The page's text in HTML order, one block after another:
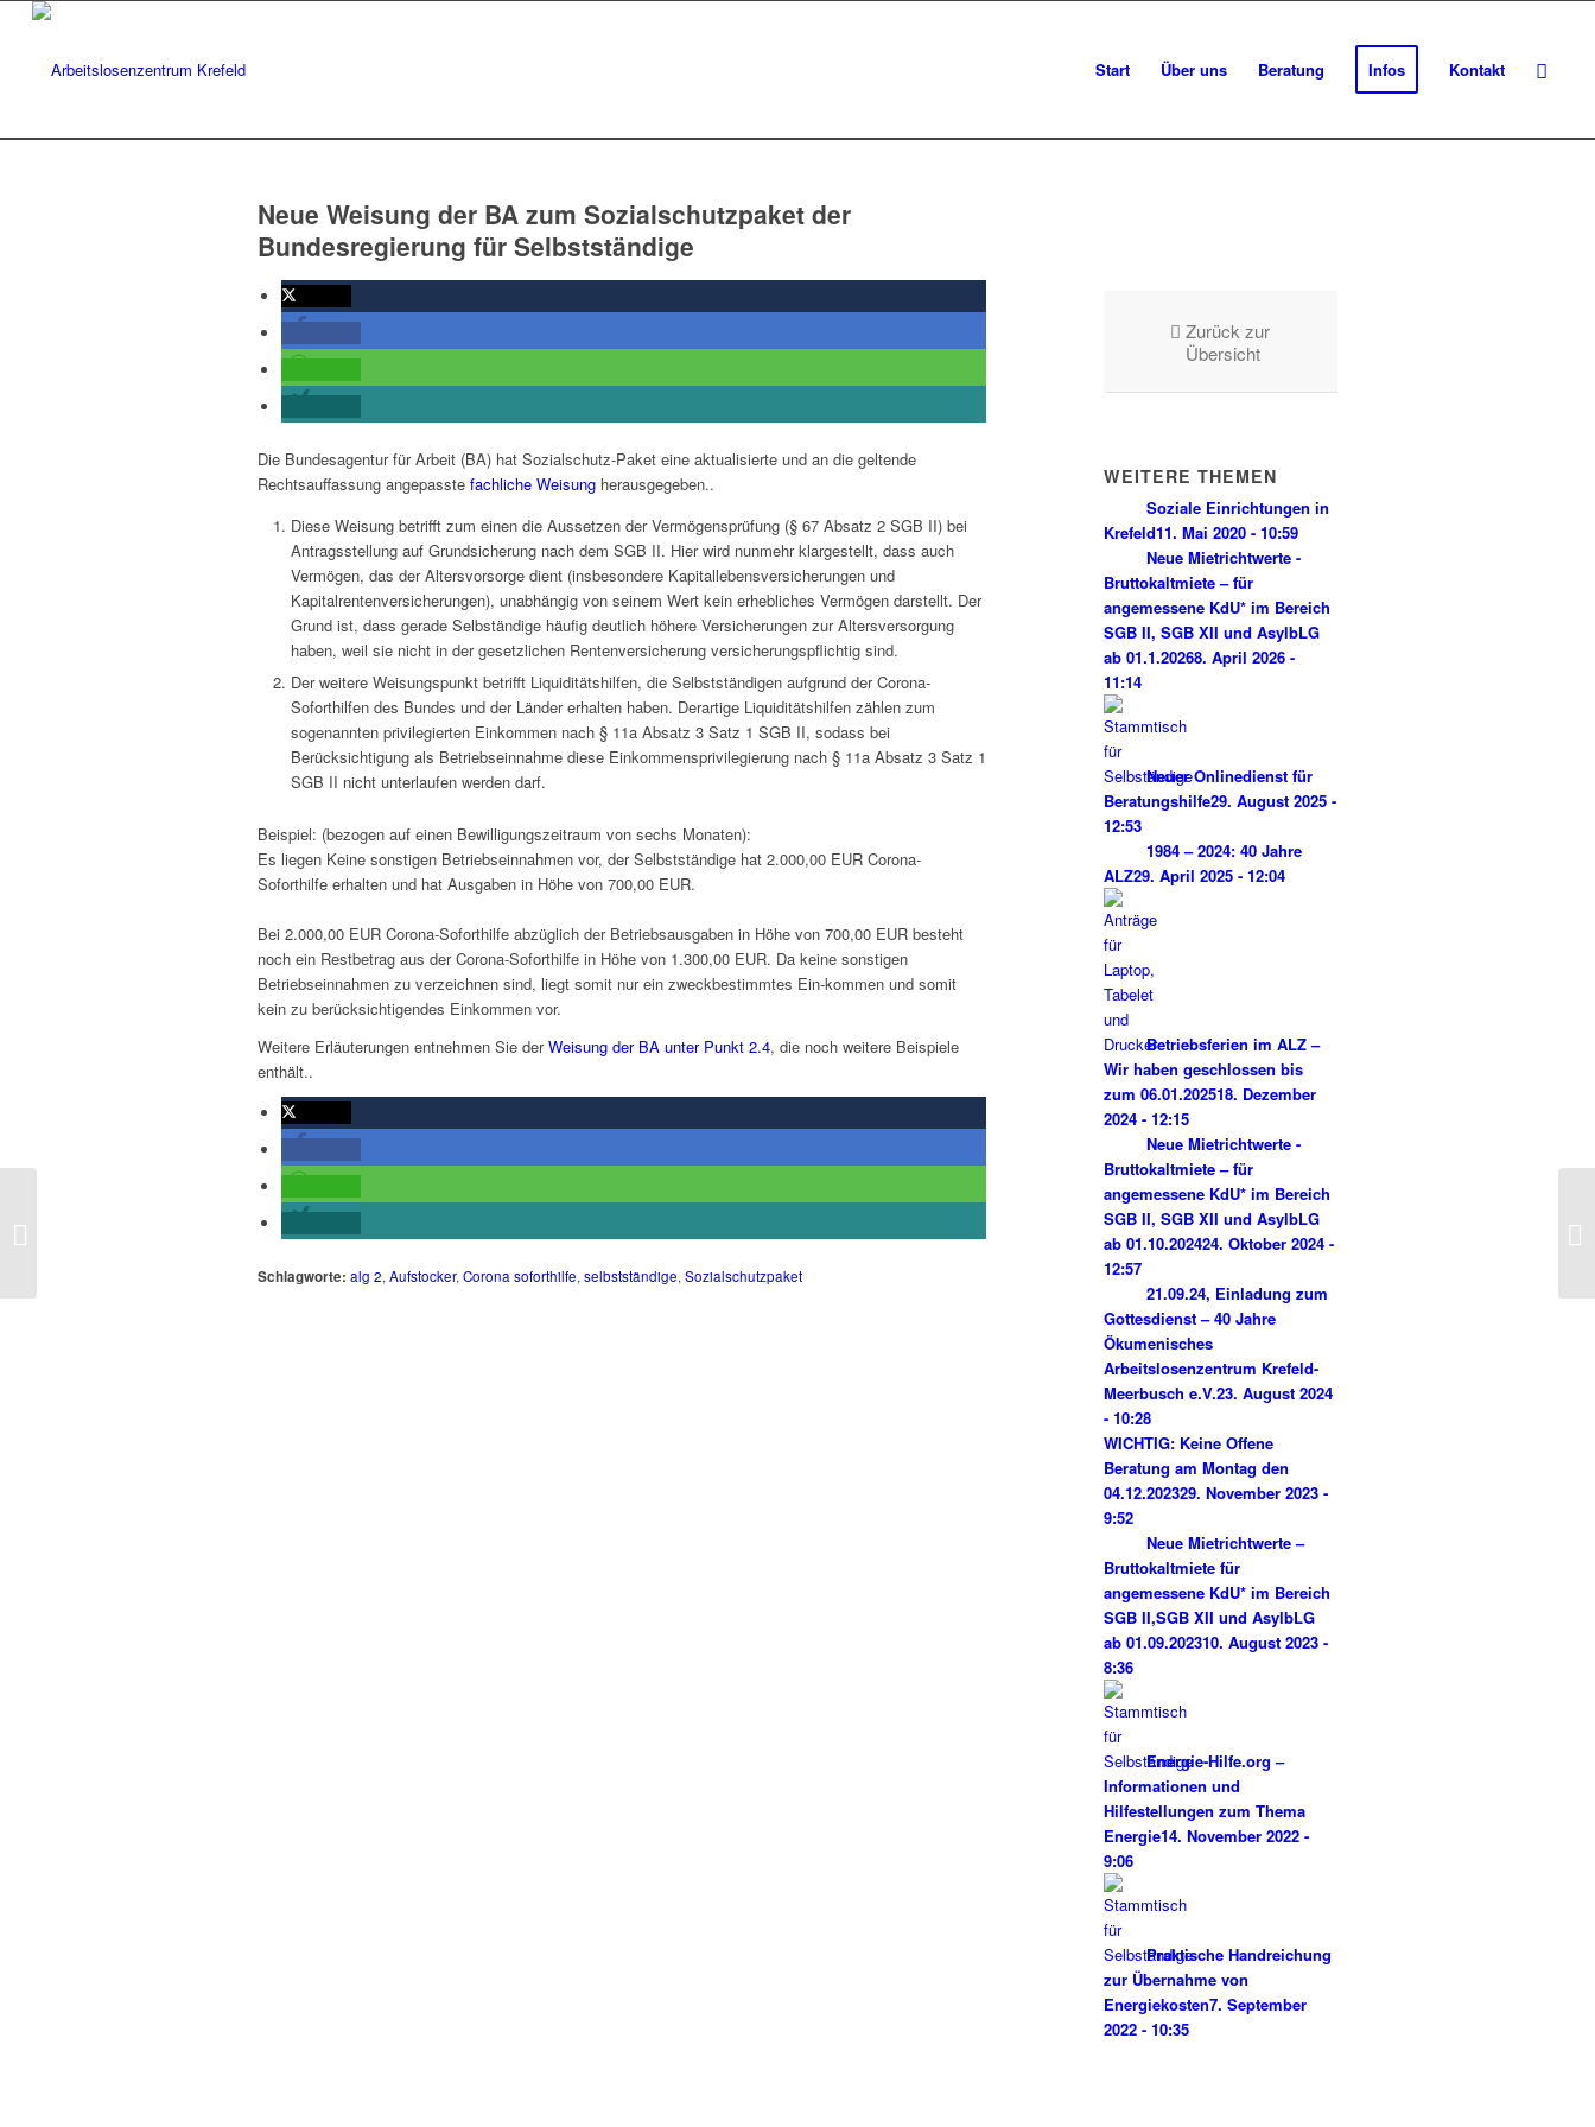
Start Über uns Beratung Infos Kontakt
Neue Weisung der BA zum Sozialschutzpaket der
Bundesregierung für Selbstständige
Die Bundesagentur für Arbeit (BA) hat Sozialschutz-Paket eine aktualisierte und an die geltende
Rechtsauffassung angepasste fachliche Weisung herausgegeben..
Diese Weisung betrifft zum einen die Aussetzen der Vermögensprüfung (§ 67 Absatz 2 SGB II) bei
Antragsstellung auf Grundsicherung nach dem SGB II. Hier wird nunmehr klargestellt, dass auch
Vermögen, das der Altersvorsorge dient (insbesondere Kapitallebensversicherungen und
Kapitalrentenversicherungen), unabhängig von seinem Wert kein erhebliches Vermögen darstellt. Der
Grund ist, dass gerade Selbständige häufig deutlich höhere Versicherungen zur Altersversorgung
haben, weil sie nicht in der gesetzlichen Rentenversicherung versicherungspflichtig sind.
Der weitere Weisungspunkt betrifft Liquiditätshilfen, die Selbstständigen aufgrund der Corona-
Soforthilfen des Bundes und der Länder erhalten haben. Derartige Liquiditätshilfen zählen zum
sogenannten privilegierten Einkommen nach § 11a Absatz 3 Satz 1 SGB II, sodass bei
Berücksichtigung als Betriebseinnahme diese Einkommensprivilegierung nach § 11a Absatz 3 Satz 1
SGB II nicht unterlaufen werden darf.
Beispiel: (bezogen auf einen Bewilligungszeitraum von sechs Monaten):
Es liegen Keine sonstigen Betriebseinnahmen vor, der Selbstständige hat 2.000,00 EUR Corona-
Soforthilfe erhalten und hat Ausgaben in Höhe von 700,00 EUR.
Bei 2.000,00 EUR Corona-Soforthilfe abzüglich der Betriebsausgaben in Höhe von 700,00 EUR besteht
noch ein Restbetrag aus der Corona-Soforthilfe in Höhe von 1.300,00 EUR. Da keine sonstigen
Betriebseinnahmen zu verzeichnen sind, liegt somit nur ein zweckbestimmtes Ein-kommen und somit
kein zu berücksichtigendes Einkommen vor.
Weitere Erläuterungen entnehmen Sie derWeisung der BA unter Punkt 2.4, die noch weitere Beispiele
enthält..
Schlagworte: alg 2, Aufstocker, Corona soforthilfe, selbstständige, Sozialschutzpaket
Zurück zur
Übersicht
WEITERE THEMEN
Soziale Einrichtungen in
Krefeld11. Mai 2020 - 10:59
Neue Mietrichtwerte -
Bruttokaltmiete – für
angemessene KdU* im Bereich
SGB II, SGB XII und AsylbLG
ab 01.1.20268. April 2026 -
11:14
Neuer Onlinedienst für
Beratungshilfe29. August 2025 -
12:53
1984 – 2024: 40 Jahre
ALZ29. April 2025 - 12:04
Betriebsferien im ALZ –
Wir haben geschlossen bis
zum 06.01.202518. Dezember
2024 - 12:15
Neue Mietrichtwerte -
Bruttokaltmiete – für
angemessene KdU* im Bereich
SGB II, SGB XII und AsylbLG
ab 01.10.202424. Oktober 2024 -
12:57
21.09.24, Einladung zum
Gottesdienst – 40 Jahre
Ökumenisches
Arbeitslosenzentrum Krefeld-
Meerbusch e.V.23. August 2024
- 10:28
WICHTIG: Keine Offene
Beratung am Montag den
04.12.202329. November 2023 -
9:52
Neue Mietrichtwerte –
Bruttokaltmiete für
angemessene KdU* im Bereich
SGB II,SGB XII und AsylbLG
ab 01.09.202310. August 2023 -
8:36
Energie-Hilfe.org –
Informationen und
Hilfestellungen zum Thema
Energie14. November 2022 -
9:06
Praktische Handreichung
zur Übernahme von
Energiekosten7. September
2022 - 10:35